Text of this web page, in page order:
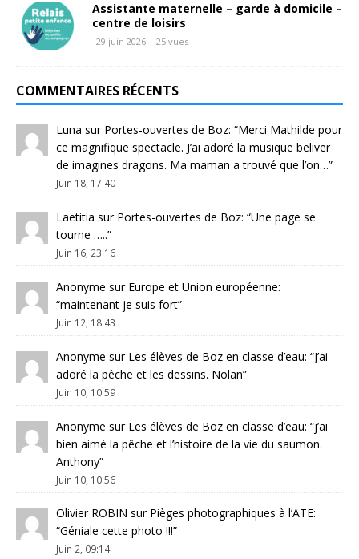
Assistante maternelle – garde à domicile –
centre de loisirs
29 juin 2026 25 vues
COMMENTAIRES RÉCENTS
Luna sur Portes-ouvertes de Boz: “Merci Mathilde pour
ce magnifique spectacle. J’ai adoré la musique beliver
de imagines dragons. Ma maman a trouvé que l’on…”
Juin 18, 17:40
Laetitia sur Portes-ouvertes de Boz: “Une page se
tourne …..”
Juin 16, 23:16
Anonyme sur Europe et Union européenne:
“maintenant je suis fort”
Juin 12, 18:43
Anonyme sur Les élèves de Boz en classe d’eau: “J’ai
adoré la pêche et les dessins. Nolan”
Juin 10, 10:59
Anonyme sur Les élèves de Boz en classe d’eau: “j’ai
bien aimé la pêche et l’histoire de la vie du saumon.
Anthony”
Juin 10, 10:56
Olivier ROBIN sur Pièges photographiques à l’ATE:
“Géniale cette photo !!!”
Juin 2, 09:14